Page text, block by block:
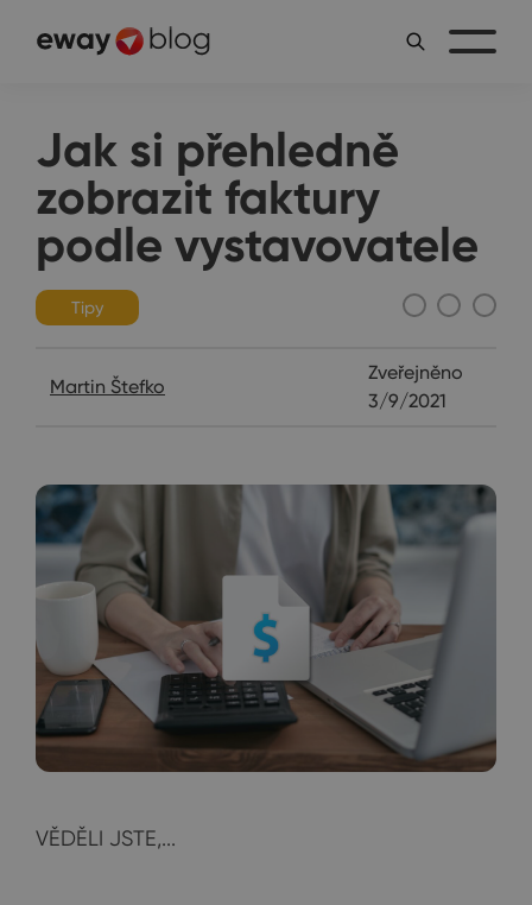
Jak si přehledně
zobrazit faktury
podle vystavovatele
Tipy
Martin Štefko
Zveřejněno
3/9/2021
VĚDĚLI JSTE,...